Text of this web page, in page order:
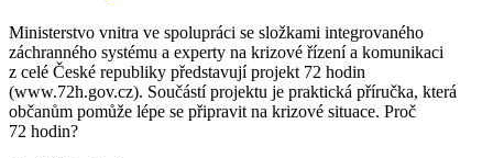
Ministerstvo vnitra ve spolupráci se složkami integrovaného
záchranného systému a experty na krizové řízení a komunikaci
z celé České republiky představují projekt 72 hodin
(www.72h.gov.cz). Součástí projektu je praktická příručka, která
občanům pomůže lépe se připravit na krizové situace. Proč
72 hodin?